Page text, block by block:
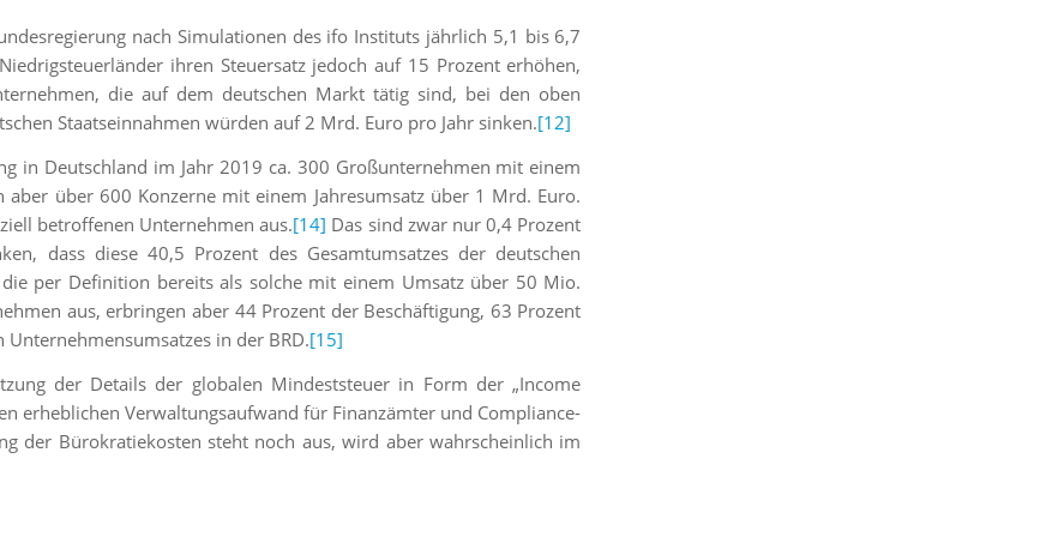
nach Simulationen des ifo Instituts jährlich 5,1 bis 6,7
ihren Steuersatz jedoch auf 15 Prozent erhöhen,
die auf dem deutschen Markt tätig sind, bei den oben
Staatseinnahmen würden auf 2 Mrd. Euro pro Jahr sinken.[12]
in Deutschland im Jahr 2019 ca. 300 Großunternehmen mit einem
über 600 Konzerne mit einem Jahresumsatz über 1 Mrd. Euro.
betroffenen Unternehmen aus.[14] Das sind zwar nur 0,4 Prozent
dass diese 40,5 Prozent des Gesamtumsatzes der deutschen
per Definition bereits als solche mit einem Umsatz über 50 Mio.
aus, erbringen aber 44 Prozent der Beschäftigung, 63 Prozent
in der BRD.[15]
der Details der globalen Mindeststeuer in Form der „Income
erheblichen Verwaltungsaufwand für Finanzämter und Compliance-
der Bürokratiekosten steht noch aus, wird aber wahrscheinlich im